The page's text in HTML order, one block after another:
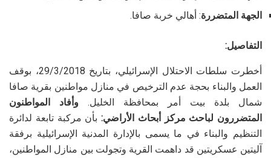
الجهة المتضررة: أهالي خربة صافا.
التفاصيل:
أخطرت سلطات الاحتلال الإسرائيلي، بتاريخ 29/3/2018، بوقف
العمل والبناء بحجة عدم الترخيص في منازل مواطنين بقرية صافا
شمال بلدة بيت أمر بمحافظة الخليل. وأفاد المواطنون
المتضررون لباحث مركز أبحاث الأراضي: بأن مركبة تابعة لدائرة
التنظيم والبناء في ما يسمى بالإدارة المدنية الإسرائيلية برفقة
آليتين عسكريتين قد داهمت القرية وتجولت بين منازل المواطنين،